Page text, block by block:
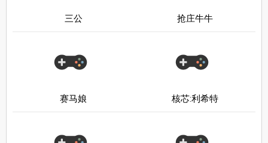
三公 抢庄牛牛
赛马娘 核芯:利希特